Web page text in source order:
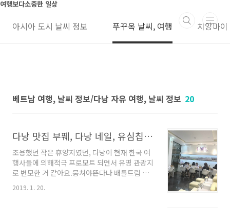
본문 바로가기
여행보다소중한 일상
아시아 도시 날씨 정보 푸꾸옥 날씨, 여행 치앙마
베트남 여행, 날씨 정보/다낭 자유 여행, 날씨 정보 20
다낭 맛집 부풰, 다낭 네일, 유심칩 구입 정보 공유해요
조용했던 작은 휴양지였던, 다낭이 현재 한국 여
행사들에 의해적극 프로모트 되면서 유명 관광지
로 변모한 거 같아요.뭉쳐야뜬다나 배틀트림 같
은 여행 프로그램에서 다냥을 많이 찾아가고 있
고, 엄청 많은 사람들이 제일 가고 싶은 1순위로
2019. 1. 20.